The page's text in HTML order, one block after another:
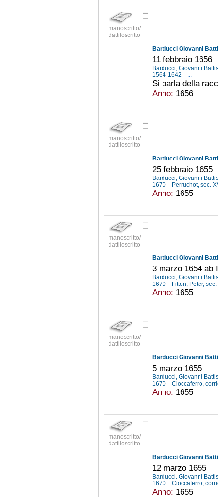
manoscritto/
dattiloscritto
Barducci Giovanni
11 febbraio 1656
Barducci, Giovanni
1564-1642
Si parla della
Anno: 1656
manoscritto/
dattiloscritto
Barducci Giovanni
25 febbraio 1655
Barducci, Giovanni
1670
Perruchot, sec.
Anno: 1655
manoscritto/
dattiloscritto
Barducci Giovanni
3 marzo 1654 ab
Barducci, Giovanni
1670
Fitton, Peter,
Anno: 1655
manoscritto/
dattiloscritto
Barducci Giovanni
5 marzo 1655
Barducci, Giovanni
1670
Cioccaferro,
Anno: 1655
manoscritto/
dattiloscritto
Barducci Giovanni
12 marzo 1655
Barducci, Giovanni
1670
Cioccaferro,
Anno: 1655